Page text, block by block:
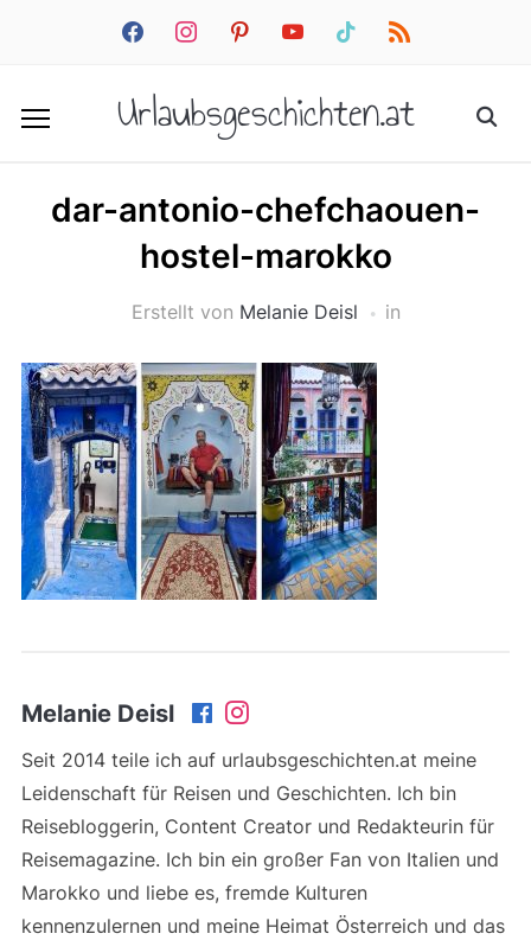
facebookinstagrampinterestyoutube tiktok rss
Urlaubsgeschichten.at
dar-antonio-chefchaouen-
hostel-marokko
Erstellt von Melanie Deisl in
Melanie Deisl
Seit 2014 teile ich auf urlaubsgeschichten.at meine
Leidenschaft für Reisen und Geschichten. Ich bin
Reisebloggerin, Content Creator und Redakteurin für
Reisemagazine. Ich bin ein großer Fan von Italien und
Marokko und liebe es, fremde Kulturen
kennenzulernen und meine Heimat Österreich und das